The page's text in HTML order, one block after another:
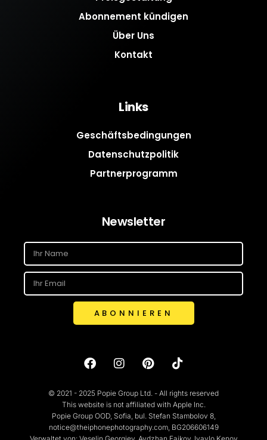
Abonnement kündigen
Über Uns
Kontakt
Links
Geschäftsbedingungen
Datenschutzpolitik
Partnerprogramm
Newsletter
ABONNIEREN
© 2021 - 2025 Popie Group Ltd. - All rights reserved
This website is not affiliated with Apple Inc.
Popie Group OOD, Sofia, bul. Stefan Stambolov 8,
notice@theiphonephotography.com, BG206606149